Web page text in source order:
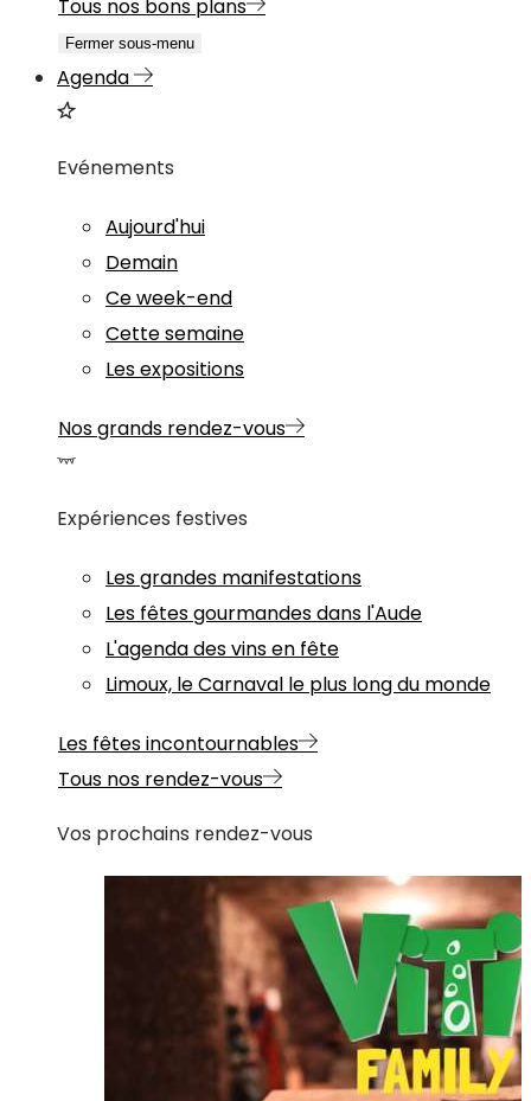
Tous nos bons plans
Fermer sous-menu
Agenda
Evénements
Aujourd'hui
Demain
Ce week-end
Cette semaine
Les expositions
Nos grands rendez-vous
Expériences festives
Les grandes manifestations
Les fêtes gourmandes dans l'Aude
L'agenda des vins en fête
Limoux, le Carnaval le plus long du monde
Les fêtes incontournables
Tous nos rendez-vous
Vos prochains rendez-vous